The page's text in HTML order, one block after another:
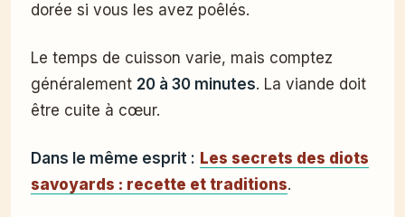
dorée si vous les avez poêlés.
Le temps de cuisson varie, mais comptez
généralement 20 à 30 minutes. La viande doit
être cuite à cœur.
Dans le même esprit : Les secrets des diots
savoyards : recette et traditions.